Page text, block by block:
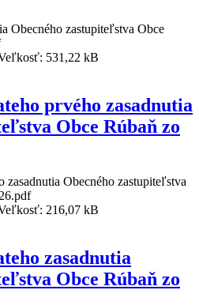
Obecného zastupiteľstva Obce
531,22 kB
prvého zasadnutia
Obce Rúbaň zo
zasadnutia Obecného zastupiteľstva
216,07 kB
zasadnutia
Obce Rúbaň zo